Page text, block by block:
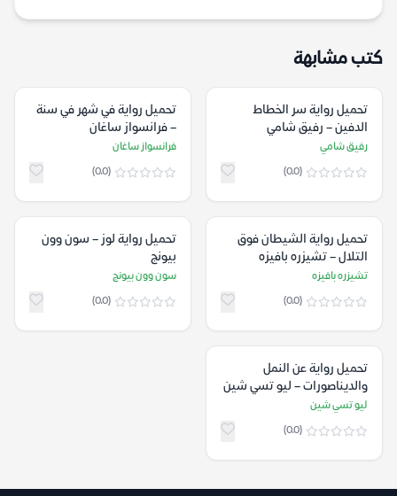
كتب مشابهة
تحميل رواية سر الخطاط
الدفين – رفيق شامي
رفيق شامي
(0.0)
تحميل رواية في شهر في سنة
– فرانسواز ساغان
فرانسواز ساغان
(0.0)
تحميل رواية الشيطان فوق
التلال – تشيزره بافيزه
تشيزره بافيزه
(0.0)
تحميل رواية لوز – سون وون
بيونج
سون وون بيونج
(0.0)
تحميل رواية عن النمل
والديناصورات – ليو تسي شين
ليو تسي شين
(0.0)